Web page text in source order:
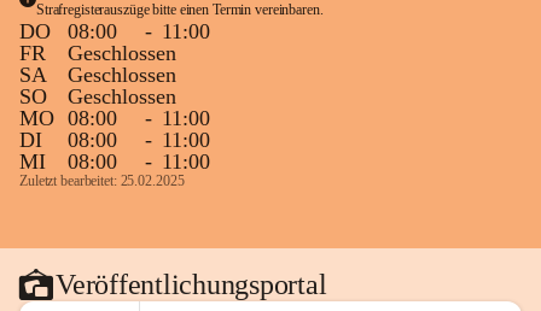
Strafregisterauszüge bitte einen Termin vereinbaren.
DO 08:00 - 11:00
FR
Geschlossen
SA
Geschlossen
SO
Geschlossen
MO 08:00 - 11:00
DI
08:00 - 11:00
MI
08:00 - 11:00
Zuletzt bearbeitet: 25.02.2025
Veröffentlichungsportal